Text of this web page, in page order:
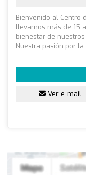
Bienvenido al Centro
llevamos más de 15
bienestar de
Nuestra pasión por la
Ver e-mail